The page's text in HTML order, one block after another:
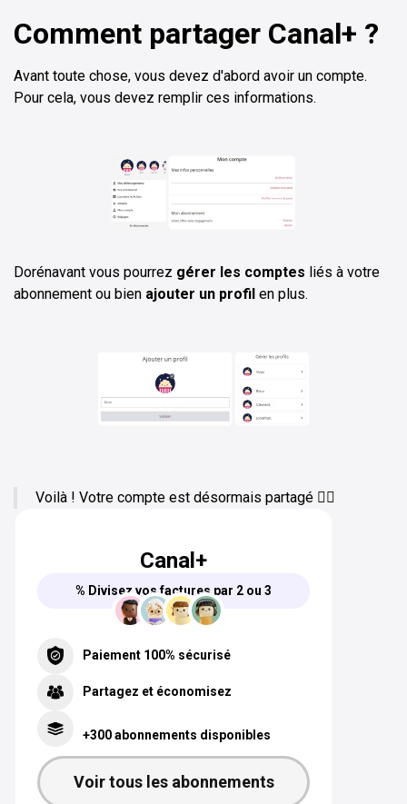
Comment partager Canal+ ?
Avant toute chose, vous devez d'abord avoir un compte.
Pour cela, vous devez remplir ces informations.
Dorénavant vous pourrez gérer les comptes liés à votre
abonnement ou bien ajouter un profil en plus.
Voilà ! Votre compte est désormais partagé 👍🏻
Canal+
% Divisez vos factures par 2 ou 3
Paiement 100% sécurisé
Partagez et économisez
+300 abonnements disponibles
Voir tous les abonnements